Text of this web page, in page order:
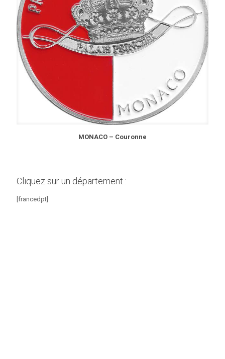
MONACO – Couronne
Cliquez sur un département :
[francedpt]